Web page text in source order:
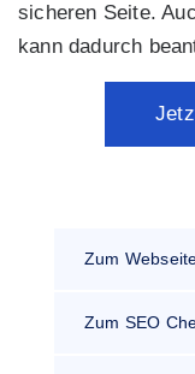
sicheren Seite.
kann dadurch
Zum
Zum SEO